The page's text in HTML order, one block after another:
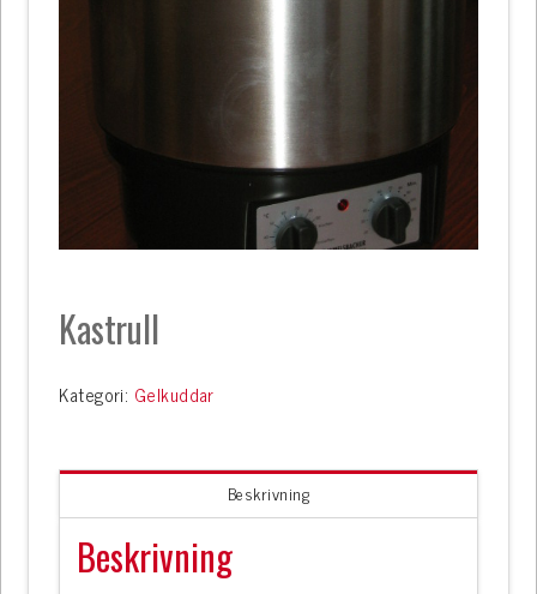
Kastrull
Kategori: Gelkuddar
Beskrivning
Beskrivning